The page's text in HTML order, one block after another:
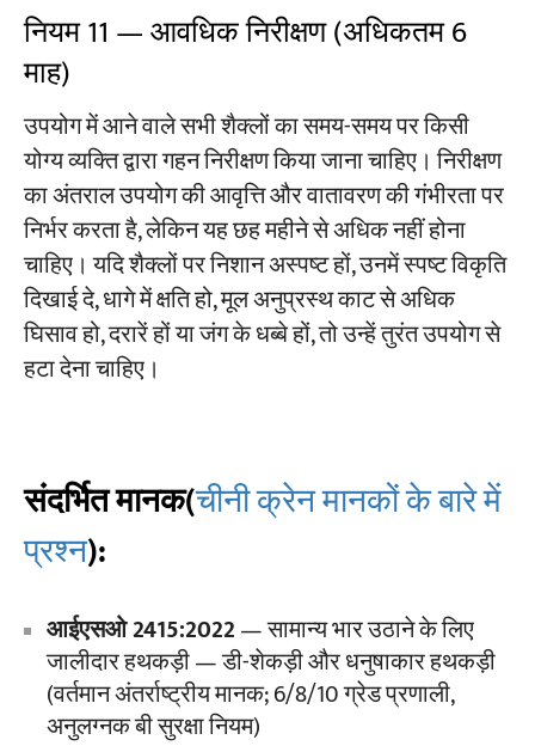
नियम 11 — आवधिक निरीक्षण (अधिकतम 6
माह)
उपयोग में आने वाले सभी शैक्लों का समय-समय पर किसी
योग्य व्यक्ति द्वारा गहन निरीक्षण किया जाना चाहिए। निरीक्षण
का अंतराल उपयोग की आवृत्ति और वातावरण की गंभीरता पर
निर्भर करता है, लेकिन यह छह महीने से अधिक नहीं होना
चाहिए। यदि शैक्लों पर निशान अस्पष्ट हों, उनमें स्पष्ट विकृति
दिखाई दे, धागे में क्षति हो, मूल अनुप्रस्थ काट से अधिक
घिसाव हो, दरारें हों या जंग के धब्बे हों, तो उन्हें तुरंत उपयोग से
हटा देना चाहिए।
संदर्भित मानक(चीनी क्रेन मानकों के बारे में
प्रश्न):
आईएसओ 2415:2022— सामान्य भार उठाने के लिए
जालीदार हथकड़ी — डी-शेकड़ी और धनुषाकार हथकड़ी
(वर्तमान अंतर्राष्ट्रीय मानक; 6/8/10 ग्रेड प्रणाली,
अनुलग्नक बी सुरक्षा नियम)